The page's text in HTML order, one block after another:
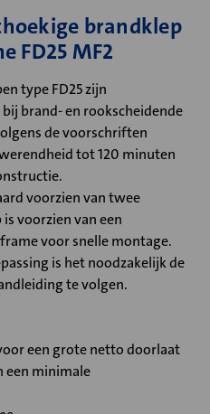
brandklep
FD25 MF2
type FD25 zijn
brand- en rookscheidende
de voorschriften
tot 120 minuten
voorzien van twee
voorzien van een
voor snelle montage.
is het noodzakelijk de
te volgen.
een grote netto doorlaat
een minimale